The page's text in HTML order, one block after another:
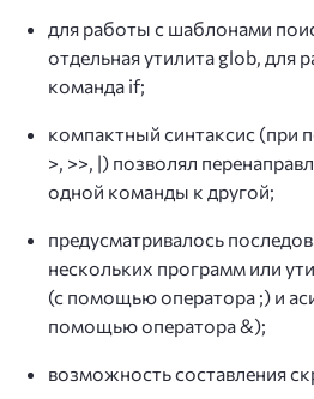
для работы с шаблонами
отдельная утилита glob, для
команда if;
компактный синтаксис (при
>, >>, |) позволял
одной команды к другой;
предусматривалось
нескольких программ или
(с помощью оператора ;) и
помощью оператора &);
возможность составления